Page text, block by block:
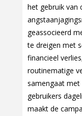
het gebruik van
geassocieerd
te dreigen met
financieel
routinematige
samengaat met
gebruikers
maakt de